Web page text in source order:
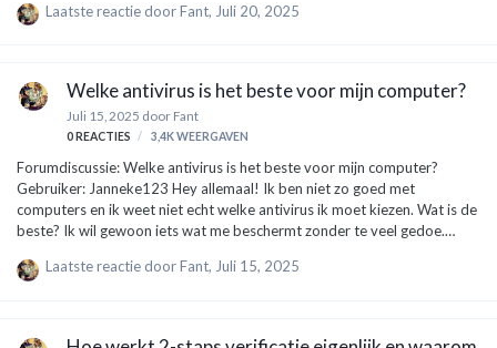
belangrijk om veilig te downloaden. Hier zijn wat tips die je kunnen
site van de software zijn meestal veilig. Vermijd shady sites die je niet
kent. Scan bestanden: Voordat je een b…
Laatste reactie doorFant, Juli 20, 2025
Welke antivirus is het beste voor mijn computer?
Juli 15, 2025 door Fant
0REACTIES 3,4K WEERGAVEN
Forumdiscussie: Welke antivirus is het beste voor mijn computer?
Gebruiker: Janneke123 Hey allemaal! Ik ben niet zo goed met
computers en ik weet niet echt welke antivirus ik moet kiezen. Wat is de
beste? Ik wil gewoon iets wat me beschermt zonder te veel gedoe.
zijn best veel antivirusprogramma’s en het kan verwarrend zijn. Laat me
opties: Norton: Dit is een klassieker. Het blokkeert virussen, malware en
Laatste reactie doorFant, Juli 15, 2025